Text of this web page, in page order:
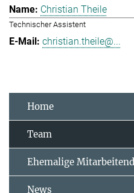
Christian Theile
Technischer Assistent
christian.theile@...
Home
Team
Ehemalige
News